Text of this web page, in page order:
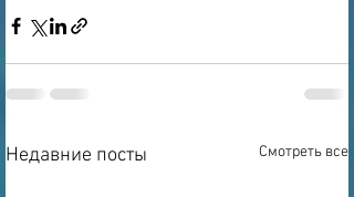
Недавние посты Смотреть все